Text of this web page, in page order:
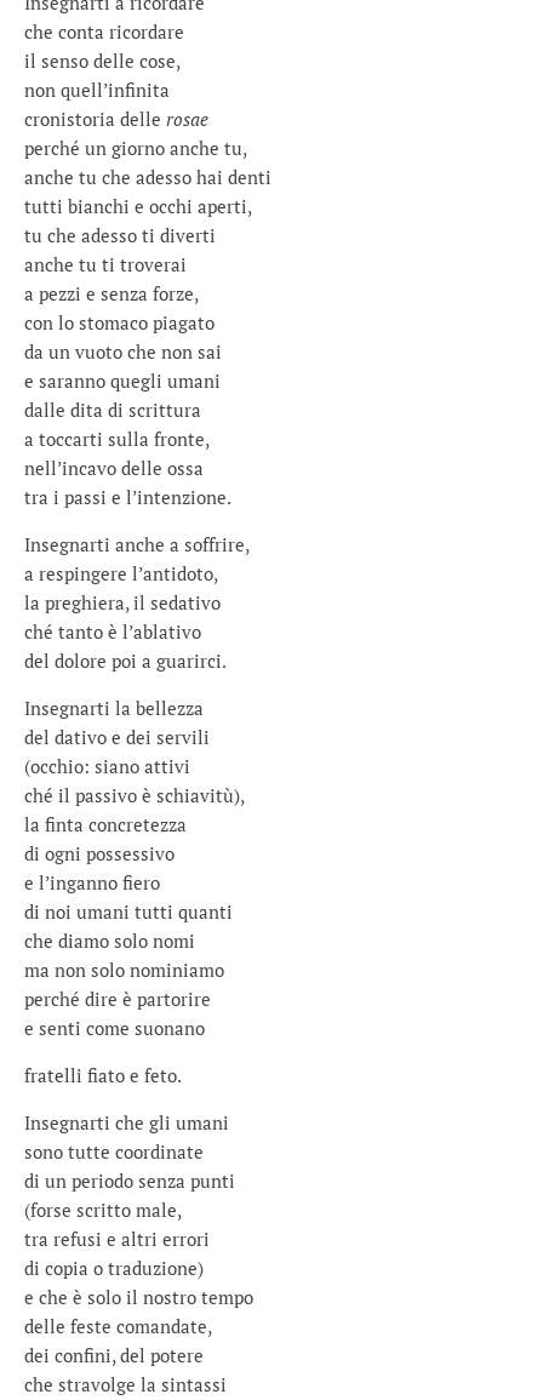
che conta ricordare
il senso delle cose,
non quell’infinita
cronistoria delle rosae
perché un giorno anche tu,
anche tu che adesso hai denti
tutti bianchi e occhi aperti,
tu che adesso ti diverti
anche tu ti troverai
a pezzi e senza forze,
con lo stomaco piagato
da un vuoto che non sai
e saranno quegli umani
dalle dita di scrittura
a toccarti sulla fronte,
nell’incavo delle ossa
tra i passi e l’intenzione.
Insegnarti anche a soffrire,
a respingere l’antidoto,
la preghiera, il sedativo
ché tanto è l’ablativo
del dolore poi a guarirci.
Insegnarti la bellezza
del dativo e dei servili
(occhio: siano attivi
ché il passivo è schiavitù),
la finta concretezza
di ogni possessivo
e l’inganno fiero
di noi umani tutti quanti
che diamo solo nomi
ma non solo nominiamo
perché dire è partorire
e senti come suonano
fratelli fiato e feto.
Insegnarti che gli umani
sono tutte coordinate
di un periodo senza punti
(forse scritto male,
tra refusi e altri errori
di copia o traduzione)
e che è solo il nostro tempo
delle feste comandate,
dei confini, del potere
che stravolge la sintassi